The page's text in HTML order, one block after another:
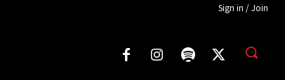
Sign in / Join